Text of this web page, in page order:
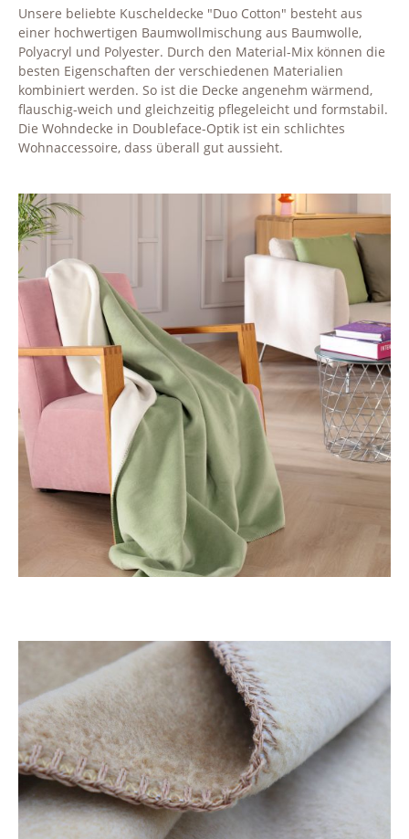
Unsere beliebte Kuscheldecke "Duo Cotton" besteht aus
einer hochwertigen Baumwollmischung aus Baumwolle,
Polyacryl und Polyester. Durch den Material-Mix können die
besten Eigenschaften der verschiedenen Materialien
kombiniert werden. So ist die Decke angenehm wärmend,
flauschig-weich und gleichzeitig pflegeleicht und formstabil.
Die Wohndecke in Doubleface-Optik ist ein schlichtes
Wohnaccessoire, dass überall gut aussieht.